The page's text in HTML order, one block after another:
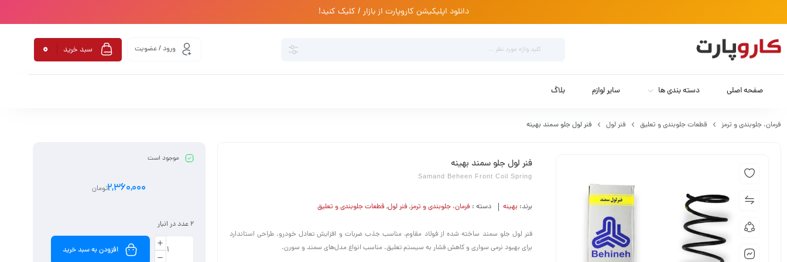
دانلود اپلیکیشن کاروپارت از بازار / کلیک کنید!
ورود / عضویت سبد خرید 0
صفحه اصلی دسته بندی ها سایر لوازم بلاگ
فرمان،‌ جلوبندی و ترمز قطعات جلوبندی و تعلیق فنر لول فنر لول جلو سمند بهینه
فنر لول جلو سمند بهینه
Samand Beheen Front Coil Spring
برند: بهینه دسته : فرمان،‌ جلوبندی و ترمز, فنر لول, قطعات جلوبندی و تعلیق
فنر لول جلو سمند ساخته شده از فولاد مقاوم، مناسب جذب ضربات و افزایش تعادل خودرو. طراحی استاندارد
برای بهبود نرمی سواری و کاهش فشار به سیستم تعلیق. مناسب انواع مدل‌های سمند و سورن.
موجود است
2,360,000تومان
2 عدد در انبار
افزودن به سبد خرید